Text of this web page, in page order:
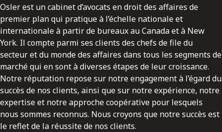
Osler est un cabinet d’avocats en droit des affaires de
premier plan qui pratique à l’échelle nationale et
internationale à partir de bureaux au Canada et à New
York. Il compte parmi ses clients des chefs de file du
secteur et du monde des affaires dans tous les segments de
marché qui en sont à diverses étapes de leur croissance.
Notre réputation repose sur notre engagement à l’égard du
succès de nos clients, ainsi que sur notre expérience, notre
expertise et notre approche coopérative pour lesquels
nous sommes reconnus. Nous croyons que notre succès est
le reflet de la réussite de nos clients.